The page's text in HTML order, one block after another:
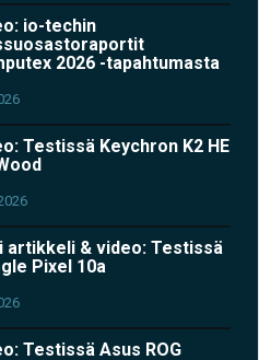
io-techin
2026 -tapahtumasta
Testissä Keychron K2 HE
artikkeli & video: Testissä
Pixel 10a
Testissä Asus ROG